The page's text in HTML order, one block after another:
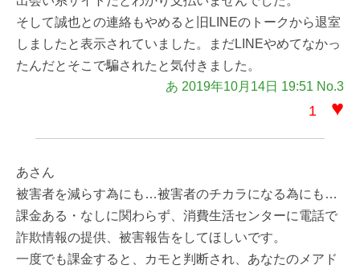
そして誠也との連絡もやめると旧LINEのトークから退室
しましたと表示されていました。まだLINEやめてなかっ
たんだとそこで騙されたと気付きました。
あ 2019年10月14日 19:51 No.3
1 ♥
あさん
被害者を減らす為にも…被害者のチカラになる為にも…
課金ある・なしに関わらず、消費生活センターに電話で
詐欺情報の提供、被害報告をしてほしいです。
一度でも課金すると、カモと判断され、あなたのメアド